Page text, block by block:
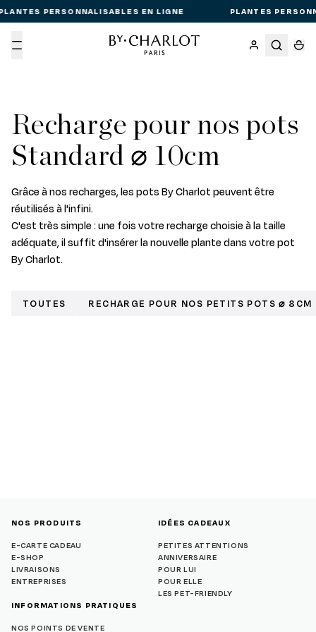
PERSONNALISABLES EN LIGNE PLANTES
Menu
Recharge pour nos pots
Standard ⌀ 10cm
Grâce à nos recharges, les pots By Charlot peuvent être
réutilisés à l'infini.
C'est très simple : une fois votre recharge choisie à la taille
adéquate, il suffit d'insérer la nouvelle plante dans votre pot
By Charlot.
TOUTES RECHARGE POUR NOS PETITS POTS ⌀ 8CM
NOS PRODUITS
E-CARTE CADEAU
E-SHOP
LIVRAISONS
ENTREPRISES
IDÉES CADEAUX
PETITES ATTENTIONS
ANNIVERSAIRE
POUR LUI
POUR ELLE
LES PET-FRIENDLY
INFORMATIONS PRATIQUES
NOS POINTS DE VENTE